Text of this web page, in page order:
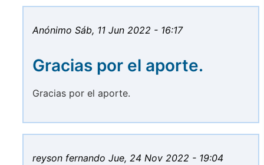
Anónimo Sáb, 11 Jun 2022 - 16:17
Gracias por el aporte.
Gracias por el aporte.
reyson fernando Jue, 24 Nov 2022 - 19:04